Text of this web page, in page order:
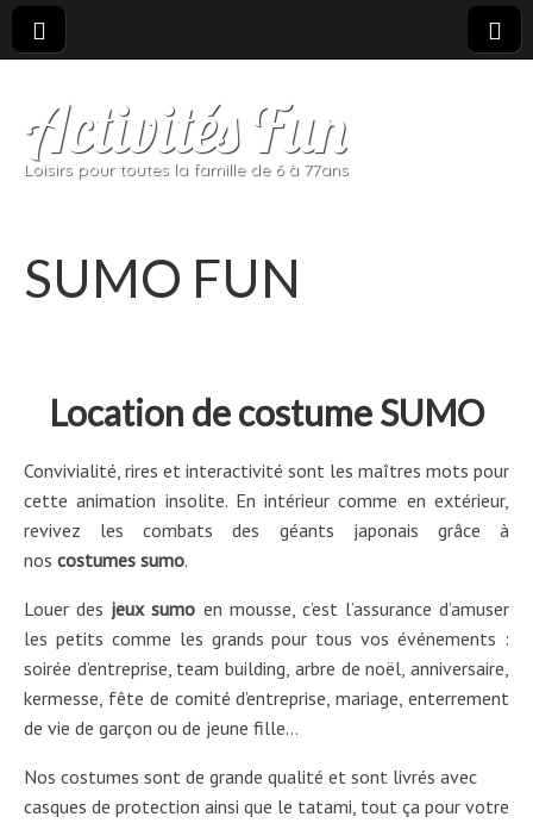
Activités Fun
Loisirs pour toutes la famille de 6 à 77ans
SUMO FUN
Location de costume SUMO
Convivialité, rires et interactivité sont les maîtres mots pour
cette animation insolite. En intérieur comme en extérieur,
revivez les combats des géants japonais grâce à
nos costumes sumo.
Louer des jeux sumo en mousse, c’est l’assurance d’amuser
les petits comme les grands pour tous vos événements :
soirée d’entreprise, team building, arbre de noël, anniversaire,
kermesse, fête de comité d’entreprise, mariage, enterrement
de vie de garçon ou de jeune fille…
Nos costumes sont de grande qualité et sont livrés avec
casques de protection ainsi que le tatami, tout ça pour votre